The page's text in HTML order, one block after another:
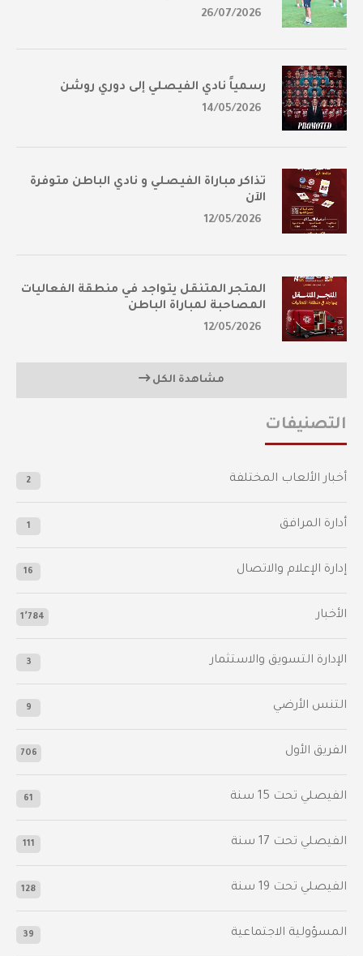
26/07/2026
رسمياً نادي الفيصلي إلى دوري روشن
14/05/2026
تذاكر مباراة الفيصلي و نادي الباطن متوفرة
الآن
12/05/2026
المتجر المتنقل يتواجد في منطقة الفعاليات
المصاحبة لمباراة الباطن
12/05/2026
مشاهدة الكل
التصنيفات
أخبار الألعاب المختلفة 2
أدارة المرافق 1
إدارة الإعلام والاتصال 16
الأخبار 1٬784
الإدارة التسويق والاستثمار 3
التنس الأرضي 9
الفريق الأول 706
الفيصلي‬⁩ تحت 15 سنة 61
‫الفيصلي‬⁩ تحت 17 سنة 111
الفيصلي‬⁩ تحت 19 سنة 128
المسؤولية الاجتماعية 39